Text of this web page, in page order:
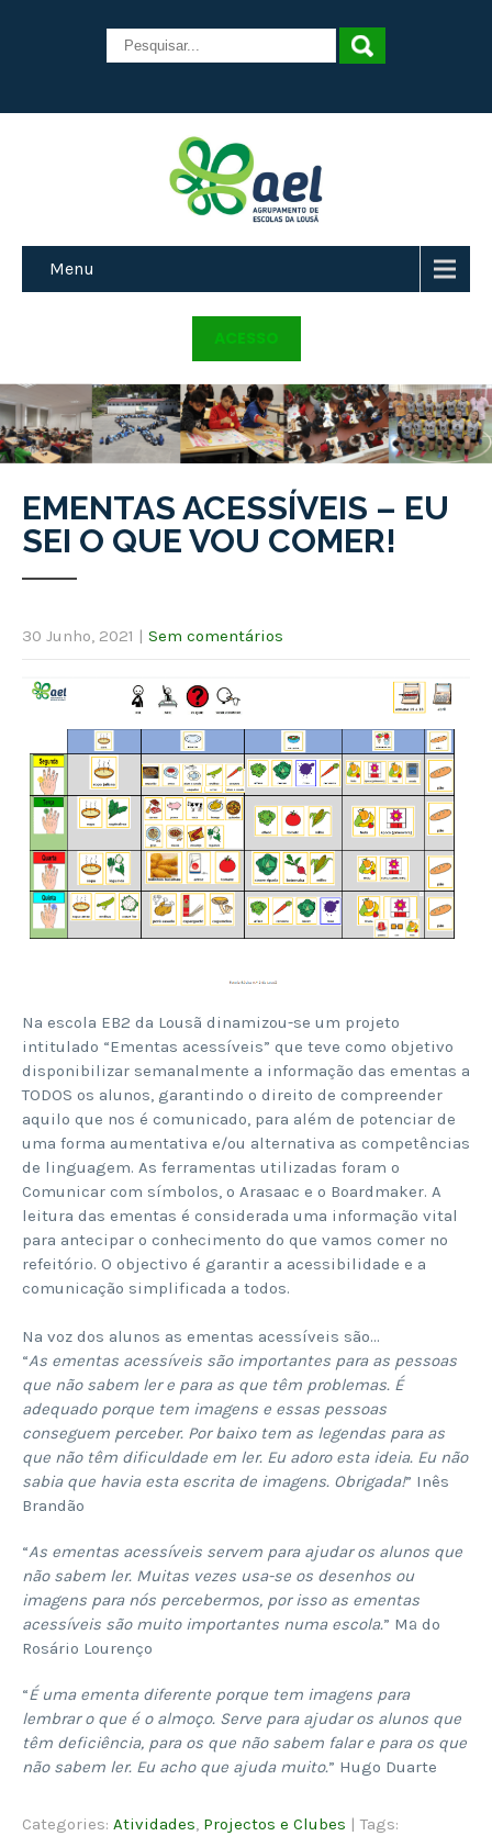
Menu
ACESSO
EMENTAS ACESSÍVEIS – EU
SEI O QUE VOU COMER!
30 Junho, 2021 | Sem comentários
Na escola EB2 da Lousã dinamizou-se um projeto
intitulado “Ementas acessíveis” que teve como objetivo
disponibilizar semanalmente a informação das ementas a
TODOS os alunos, garantindo o direito de compreender
aquilo que nos é comunicado, para além de potenciar de
uma forma aumentativa e/ou alternativa as competências
de linguagem. As ferramentas utilizadas foram o
Comunicar com símbolos, o Arasaac e o Boardmaker. A
leitura das ementas é considerada uma informação vital
para antecipar o conhecimento do que vamos comer no
refeitório. O objectivo é garantir a acessibilidade e a
comunicação simplificada a todos.
Na voz dos alunos as ementas acessíveis são…
“As ementas acessíveis são importantes para as pessoas
que não sabem ler e para as que têm problemas. É
adequado porque tem imagens e essas pessoas
conseguem perceber. Por baixo tem as legendas para as
que não têm dificuldade em ler. Eu adoro esta ideia. Eu não
sabia que havia esta escrita de imagens. Obrigada!” Inês
Brandão
“As ementas acessíveis servem para ajudar os alunos que
não sabem ler. Muitas vezes usa-se os desenhos ou
imagens para nós percebermos, por isso as ementas
acessíveis são muito importantes numa escola.” Mª do
Rosário Lourenço
“É uma ementa diferente porque tem imagens para
lembrar o que é o almoço. Serve para ajudar os alunos que
têm deficiência, para os que não sabem falar e para os que
não sabem ler. Eu acho que ajuda muito.” Hugo Duarte
Categories: Atividades, Projectos e Clubes | Tags: